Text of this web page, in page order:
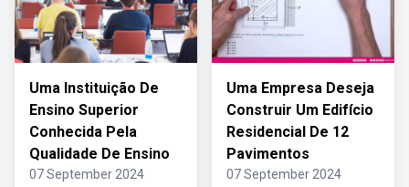
Uma Instituição De
Ensino Superior
Conhecida Pela
Qualidade De Ensino
07 September 2024
Uma Empresa Deseja
Construir Um Edifício
Residencial De 12
Pavimentos
07 September 2024